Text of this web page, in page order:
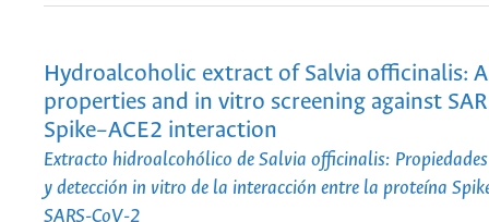
Hydroalcoholic extract of Salvia officinalis:
properties and in vitro screening against
Spike–ACE2 interaction
Extracto hidroalcohólico de Salvia officinalis:
y detección in vitro de la interacción entre la proteína
SARS-CoV-2